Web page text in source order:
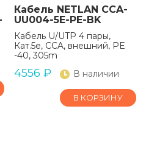
Кабель NETLAN CCA-
UU004-5E-PE-BK
Кабель U/UTP 4 пары,
Кат.5e, CCA, внешний, PE
-40, 305m
4556 ₽ В наличии
В КОРЗИНУ